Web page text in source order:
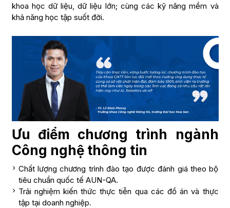
khoa học dữ liệu, dữ liệu lớn; cùng các kỹ năng mềm và
khả năng học tập suốt đời.
Ưu điểm chương trình ngành
Công nghệ thông tin
Chất lượng chương trình đào tạo được đánh giá theo bộ
tiêu chuẩn quốc tế AUN-QA.
Trải nghiệm kiến thức thực tiễn qua các đồ án và thực
tập tại doanh nghiệp.